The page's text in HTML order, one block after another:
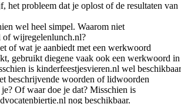
het probleem dat je oplost of de resultaten van
wel heel simpel. Waarom niet
of wijregelenlunch.nl?
of wat je aanbiedt met een werkwoord
gebruikt diegene vaak ook een werkwoord in
is kinderfeestjesvieren.nl wel
beschrijvende woorden of lidwoorden
Of waar doe je dat? Misschien is
nog beschikbaar.